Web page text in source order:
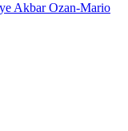
Akbar Ozan-Mario